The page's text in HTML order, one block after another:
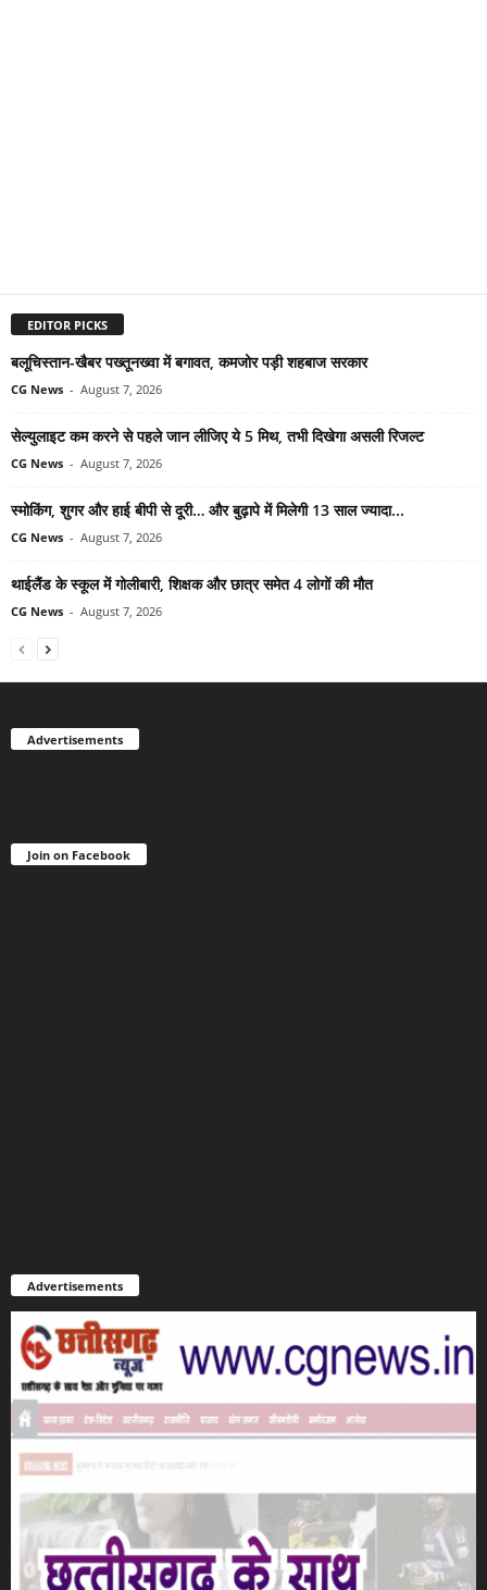
EDITOR PICKS
बलूचिस्तान-खैबर पख्तूनख्वा में बगावत, कमजोर पड़ी शहबाज सरकार
CG News - August 7, 2026
सेल्युलाइट कम करने से पहले जान लीजिए ये 5 मिथ, तभी दिखेगा असली रिजल्ट
CG News - August 7, 2026
स्मोकिंग, शुगर और हाई बीपी से दूरी… और बुढ़ापे में मिलेगी 13 साल ज्यादा...
CG News - August 7, 2026
थाईलैंड के स्कूल में गोलीबारी, शिक्षक और छात्र समेत 4 लोगों की मौत
CG News - August 7, 2026
Advertisements
Join on Facebook
Advertisements